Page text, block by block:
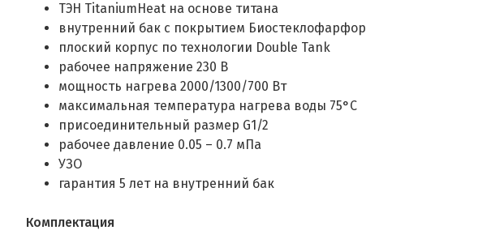
ТЭН TitaniumHeat на основе титана
внутренний бак с покрытием Биостеклофарфор
плоский корпус по технологии Double Tank
рабочее напряжение 230 В
мощность нагрева 2000/1300/700 Вт
максимальная температура нагрева воды 75°С
присоединительный размер G1/2
рабочее давление 0.05 – 0.7 мПа
УЗО
гарантия 5 лет на внутренний бак
Комплектация